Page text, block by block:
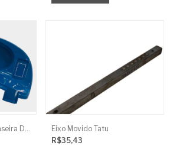
Eixo Movido Tatu
R$35,43